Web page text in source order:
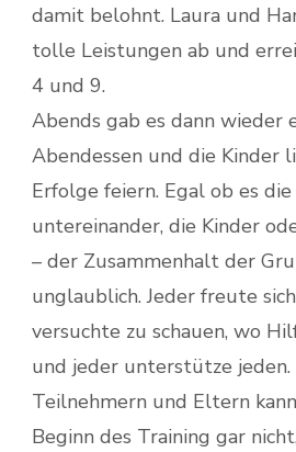
damit belohnt. Laura und
tolle Leistungen ab und
4 und 9.
Abends gab es dann wieder
Abendessen und die Kinder
Erfolge feiern. Egal ob es
untereinander, die Kinder
– der Zusammenhalt der
unglaublich. Jeder freute
versuchte zu schauen, wo
und jeder unterstütze jeden.
Teilnehmern und Eltern
Beginn des Training gar